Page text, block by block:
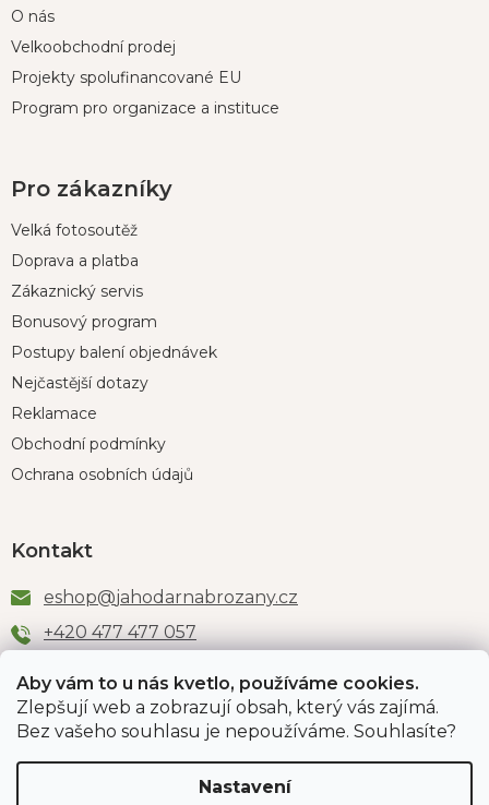
Aby vám to u nás kvetlo, používáme cookies.
Zlepšují web a zobrazují obsah, který vás zajímá.
Bez vašeho souhlasu je nepoužíváme. Souhlasíte?
Nastavení
O nás
Velkoobchodní prodej
Projekty spolufinancované EU
Program pro organizace a instituce
Pro zákazníky
Velká fotosoutěž
Doprava a platba
Zákaznický servis
Bonusový program
Postupy balení objednávek
Nejčastější dotazy
Reklamace
Obchodní podmínky
Ochrana osobních údajů
Kontakt
eshop@jahodarnabrozany.cz
+420 477 477 057
Odběr newsletteru